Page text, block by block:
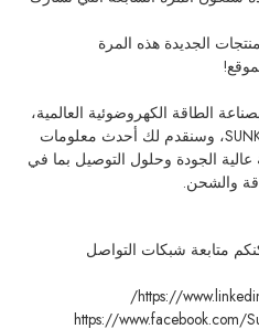
الطاقة الكهروضوئية العالمية،
فيرجى الاستمرار في متابعة SUNKEAN، وسنقدم لك أحدث معلومات
الجودة وحلول التوصيل بما في
والشحن.
متابعة شبكات التواصل